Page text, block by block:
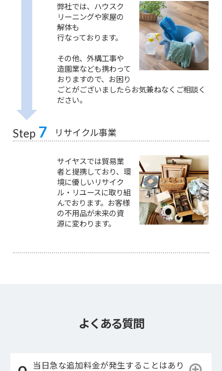
弊社では、ハウスク
リーニングや家屋の
解体も
行なっております。
その他、外構工事や
造園業なども携わって
おりますので、お困り
ごとがございましたらお気兼ねなくご相談く
ださい。
Step 7 リサイクル事業
サイヤスでは貿易業
者と提携しており、環
境に優しいリサイク
ル・リユースに取り組
んでおります。お客様
の不用品が未来の資
源に変わります。
よくある質問
当日急な追加料金が発生することはあり